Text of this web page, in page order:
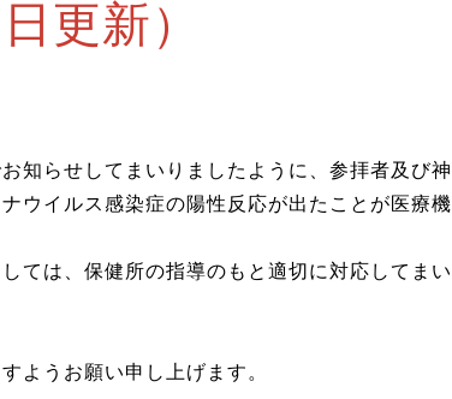
更新）
知らせしてまいりましたように、参拝者及び
イルス感染症の陽性反応が出たことが医療機
ては、保健所の指導のもと適切に対応してまい
ようお願い申し上げます。